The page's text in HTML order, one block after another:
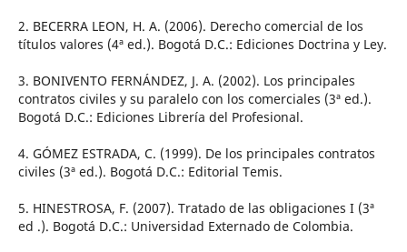
2. BECERRA LEON, H. A. (2006). Derecho comercial de los
títulos valores (4ª ed.). Bogotá D.C.: Ediciones Doctrina y Ley.
3. BONIVENTO FERNÁNDEZ, J. A. (2002). Los principales
contratos civiles y su paralelo con los comerciales (3ª ed.).
Bogotá D.C.: Ediciones Librería del Profesional.
4. GÓMEZ ESTRADA, C. (1999). De los principales contratos
civiles (3ª ed.). Bogotá D.C.: Editorial Temis.
5. HINESTROSA, F. (2007). Tratado de las obligaciones I (3ª
ed .). Bogotá D.C.: Universidad Externado de Colombia.